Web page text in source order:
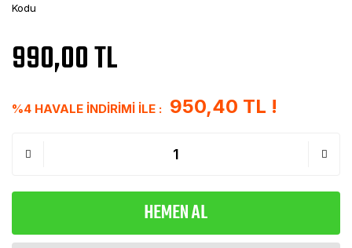
Kodu
990,00 TL
%4 HAVALE İNDİRİMİ İLE : 950,40 TL !
HEMEN AL